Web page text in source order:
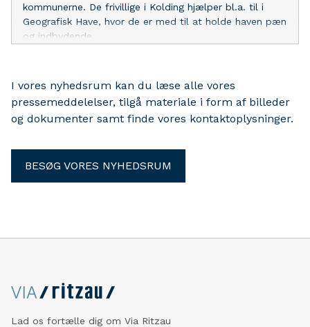
kommunerne. De frivillige i Kolding hjælper bl.a. til i
Geografisk Have, hvor de er med til at holde haven pæn
og indbydende.
I vores nyhedsrum kan du læse alle vores
pressemeddelelser, tilgå materiale i form af billeder
og dokumenter samt finde vores kontaktoplysninger.
BESØG VORES NYHEDSRUM
Lad os fortælle dig om Via Ritzau